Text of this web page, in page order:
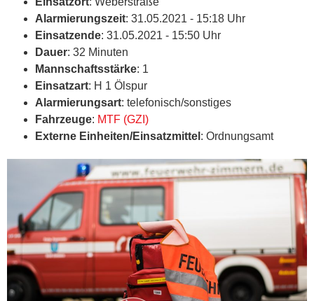
Alarmierungszeit: 31.05.2021 - 15:18 Uhr
Einsatzende: 31.05.2021 - 15:50 Uhr
Dauer: 32 Minuten
Mannschaftsstärke: 1
Einsatzart: H 1 Ölspur
Alarmierungsart: telefonisch/sonstiges
Fahrzeuge: MTF (GZI)
Externe Einheiten/Einsatzmittel : Ordnungsamt